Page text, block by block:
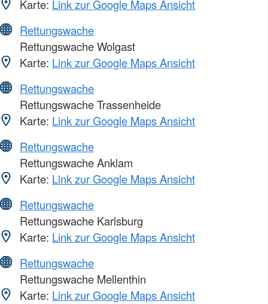
Karte: Link zur Google Maps Ansicht
Rettungswache
Rettungswache Wolgast
Karte: Link zur Google Maps Ansicht
Rettungswache
Rettungswache Trassenheide
Karte: Link zur Google Maps Ansicht
Rettungswache
Rettungswache Anklam
Karte: Link zur Google Maps Ansicht
Rettungswache
Rettungswache Karlsburg
Karte: Link zur Google Maps Ansicht
Rettungswache
Rettungswache Mellenthin
Karte: Link zur Google Maps Ansicht